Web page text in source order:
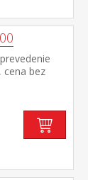
cena bez
kusy 80 ×
nočný